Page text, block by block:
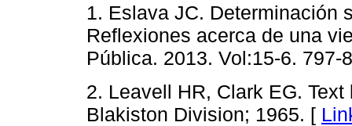
1. Eslava JC. Determinación
Reflexiones acerca de una
Pública. 2013. Vol:15-6. 797-
2. Leavell HR, Clark EG.
Blakiston Division; 1965. [